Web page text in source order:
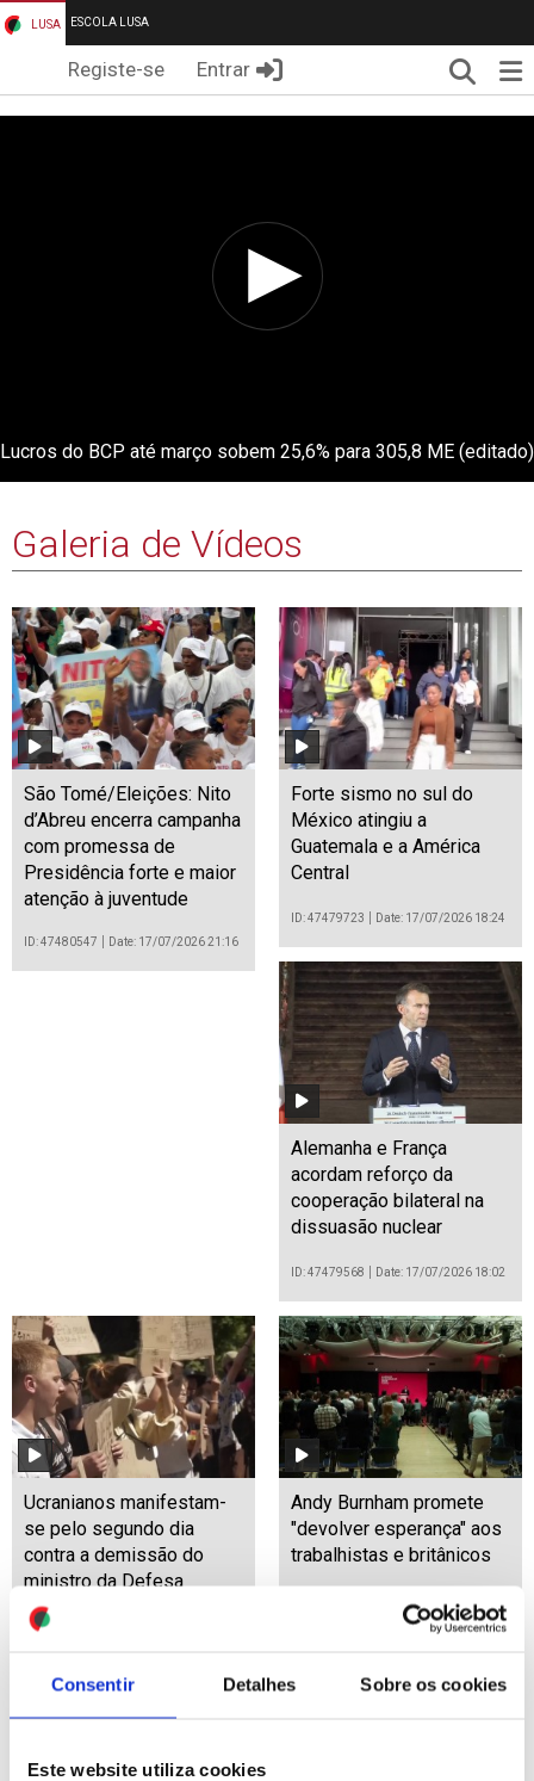
Consentir Detalhes Sobre os cookies
Este website utiliza cookies
LUSA ESCOLA LUSA
Registe-se Entrar
Lucros do BCP até março sobem 25,6% para 305,8 ME (editado)
Galeria de Vídeos
São Tomé/Eleições: Nito
d’Abreu encerra campanha
com promessa de
Presidência forte e maior
atenção à juventude
ID: 47480547 Date: 17/07/2026 21:16
Forte sismo no sul do
México atingiu a
Guatemala e a América
Central
ID: 47479723 Date: 17/07/2026 18:24
Alemanha e França
acordam reforço da
cooperação bilateral na
dissuasão nuclear
ID: 47479568 Date: 17/07/2026 18:02
Ucranianos manifestam-
se pelo segundo dia
contra a demissão do
ministro da Defesa
ID: 47479134
Andy Burnham promete
"devolver esperança" aos
trabalhistas e britânicos
Date: 17/07/2026 15:58